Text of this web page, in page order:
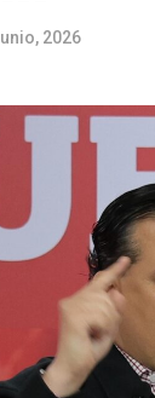
2026